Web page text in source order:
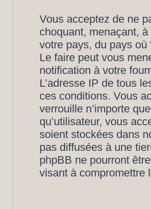
Vous acceptez de ne
choquant, menaçant,
votre pays, du pays où
Le faire peut vous
notification à votre
L’adresse IP de tous
ces conditions. Vous
verrouille n’importe
qu’utilisateur, vous
soient stockées dans
pas diffusées à une
phpBB ne pourront
visant à compromettre